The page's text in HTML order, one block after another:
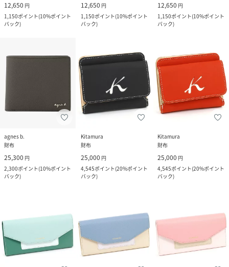
12,650 円
1,150ポイント(10%ポイント
バック)
12,650 円
1,150ポイント(10%ポイント
バック)
12,650 円
1,150ポイント(10%ポイント
バック)
agnes b.
財布
25,300 円
2,300ポイント(10%ポイント
バック)
Kitamura
財布
25,000 円
4,545ポイント(20%ポイント
バック)
Kitamura
財布
25,000 円
4,545ポイント(20%ポイント
バック)